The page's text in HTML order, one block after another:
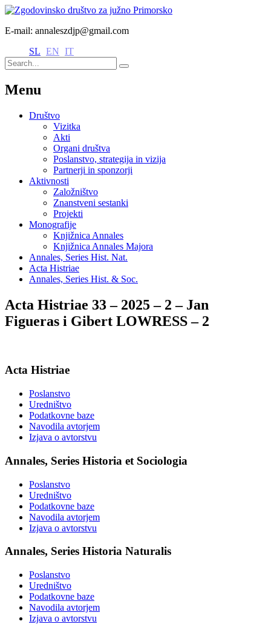
E-mail: annaleszdjp@gmail.com
SL EN IT
Menu
Društvo
Vizitka
Akti
Organi društva
Poslanstvo, strategija in vizija
Partnerji in sponzorji
Aktivnosti
Založništvo
Znanstveni sestanki
Projekti
Monografije
Knjižnica Annales
Knjižnica Annales Majora
Annales, Series Hist. Nat.
Acta Histriae
Annales, Series Hist. & Soc.
Acta Histriae 33 – 2025 – 2 – Jan
Figueras i Gibert LOWRESS – 2
Acta Histriae
Poslanstvo
Uredništvo
Podatkovne baze
Navodila avtorjem
Izjava o avtorstvu
Annales, Series Historia et Sociologia
Poslanstvo
Uredništvo
Podatkovne baze
Navodila avtorjem
Izjava o avtorstvu
Annales, Series Historia Naturalis
Poslanstvo
Uredništvo
Podatkovne baze
Navodila avtorjem
Izjava o avtorstvu